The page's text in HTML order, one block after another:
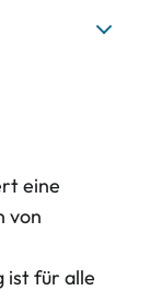
eine
von
ist für alle